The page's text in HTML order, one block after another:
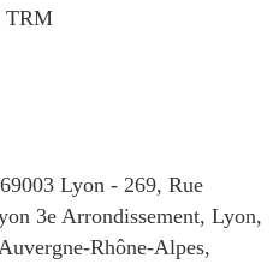
TRM
Lyon - 269, Rue
3e Arrondissement, Lyon,
Rhône-Alpes,